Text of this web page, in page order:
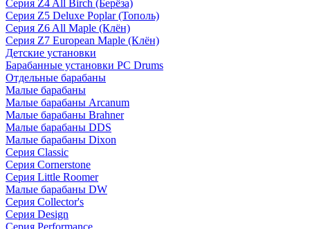
Серия Z4 All Birch (Берёза)
Серия Z5 Deluxe Poplar (Тополь)
Серия Z6 All Maple (Клён)
Серия Z7 European Maple (Клён)
Детские установки
Барабанные установки PC Drums
Отдельные барабаны
Малые барабаны
Малые барабаны Arcanum
Малые барабаны Brahner
Малые барабаны DDS
Малые барабаны Dixon
Серия Classic
Серия Cornerstone
Серия Little Roomer
Малые барабаны DW
Серия Collector's
Серия Design
Серия Performance